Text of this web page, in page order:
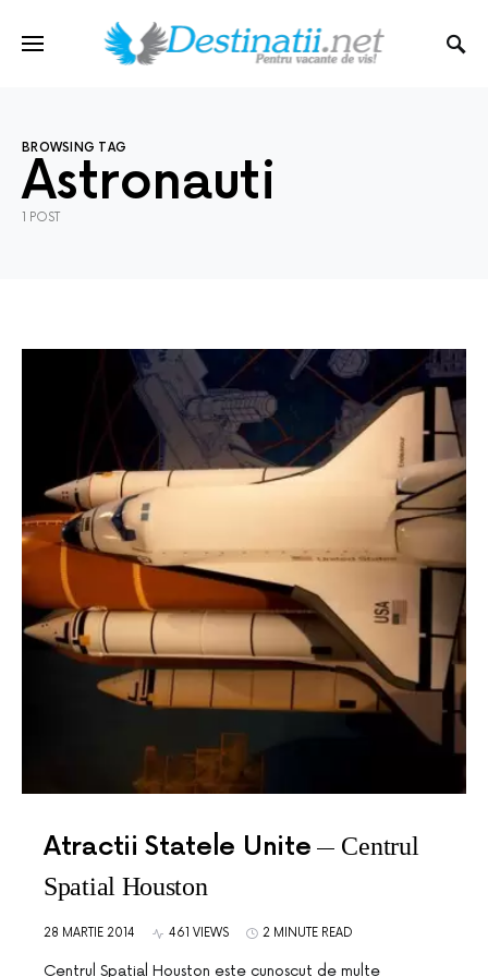
BROWSING TAG
Astronauti
1 POST
Atractii Statele Unite
Centrul
Spatial Houston
28 MARTIE 2014 461 VIEWS 2 MINUTE READ
Centrul Spatial Houston este cunoscut de multe